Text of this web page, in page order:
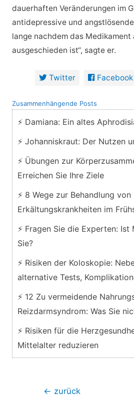
dauerhaften Veränderungen im
antidepressive und
lange nachdem das Medikament
ausgeschieden ist“, sagte er.
Twitter Facebook
Zusammenhängende Posts
⚡ Damiana: Ein altes
⚡ Johanniskraut: Der Nutzen
⚡ Übungen zur
Erreichen Sie Ihre Ziele
⚡ 8 Wege zur Behandlung von
Erkältungskrankheiten im
⚡ Fragen Sie die Experten:
Sie?
⚡ Risiken der Koloskopie:
alternative Tests,
⚡ 12 Zu vermeidende
Reizdarmsyndrom: Was Sie
⚡ Risiken für die
Mittelalter reduzieren
Beitragsnavigation
← zurück